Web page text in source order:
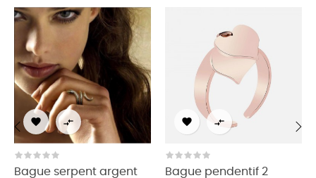
 
Bague serpent argent
 
Bague pendentif 2
‹